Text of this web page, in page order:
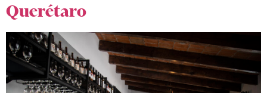
Querétaro